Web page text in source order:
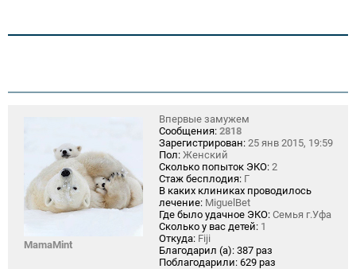
MamaMint
Впервые замужем
Сообщения: 2818
Зарегистрирован: 25 янв 2015, 19:59
Пол: Женский
Сколько попыток ЭКО: 2
Стаж бесплодия: Г
В каких клиниках проводилось
лечение: MiguelBet
Где было удачное ЭКО: Семья г.Уфа
Сколько у вас детей: 1
Откуда: Fiji
Благодарил (а): 387 раз
Поблагодарили: 629 раз